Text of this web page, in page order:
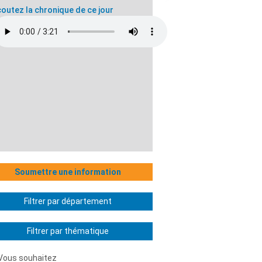
la chronique de ce jour
Soumettre une information
Filtrer par département
Filtrer par thématique
souhaitez